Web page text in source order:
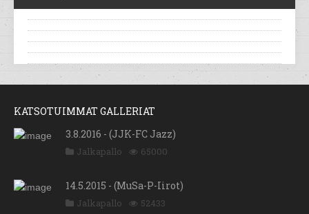
KATSOTUIMMAT GALLERIAT
3.8.2016 - (JJK-FC Jazz)
Jalkapallo 65000
14.5.2015 - (MuSa-P-Iirot)
Jalkapallo 52433